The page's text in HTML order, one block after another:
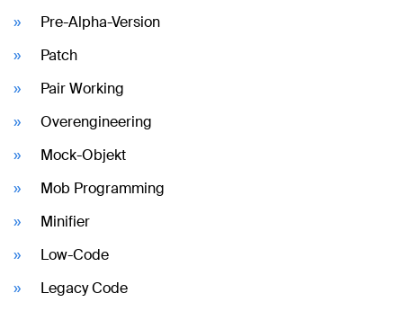
Pre-Alpha-Version
Patch
Pair Working
Overengineering
Mock-Objekt
Mob Programming
Minifier
Low-Code
Legacy Code